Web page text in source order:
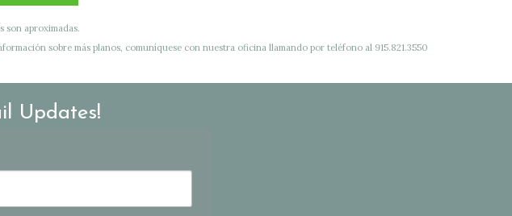
son aproximadas.
sobre más planos, comuníquese con nuestra oficina llamando por teléfono al 915.821.3550
Updates!